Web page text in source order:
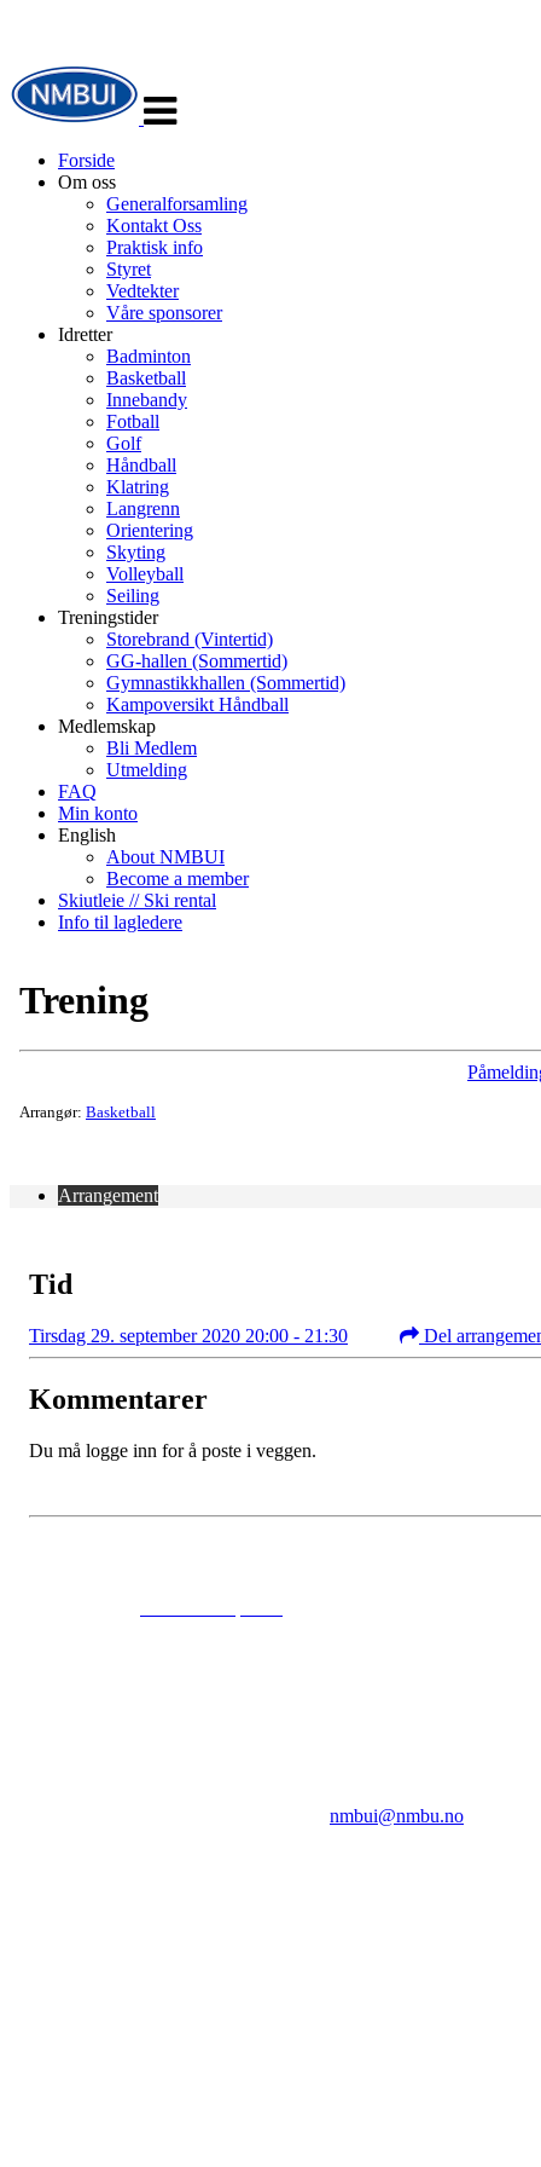
navigasjon
Forside
Om oss
Generalforsamling
Kontakt Oss
Praktisk info
Styret
Vedtekter
Våre sponsorer
Idretter
Badminton
Basketball
Innebandy
Fotball
Golf
Håndball
Klatring
Langrenn
Orientering
Skyting
Volleyball
Seiling
Treningstider
Storebrand (Vintertid)
GG-hallen (Sommertid)
Gymnastikkhallen (Sommertid)
Kampoversikt Håndball
Medlemskap
Bli Medlem
Utmelding
FAQ
Min konto
English
About NMBUI
Become a member
Skiutleie // Ski rental
Info til lagledere
Trening
Arrangør: Basketball
Arrangement
Tid
Tirsdag 29. september 2020 20:00 - 21:30 Del
Kommentarer
Du må logge inn for å poste i veggen.
nmbui@nmbu.no